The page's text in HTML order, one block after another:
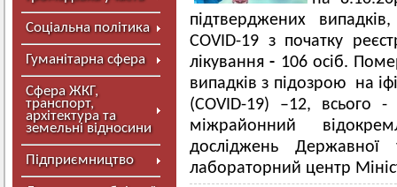
Соціальна політика
Гуманітарна сфера
Сфера ЖКГ,
транспорт,
архітектура та
земельні відносини
Підприємництво
підтверджених
COVID-19 з початку
лікування- 106 осіб.
випадків з підозрою на
(COVID-19) –12, всього
міжрайонний
досліджень Державної
лабораторний центр